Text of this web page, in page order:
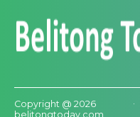
Copyright @ 2026
belitongtoday.com,